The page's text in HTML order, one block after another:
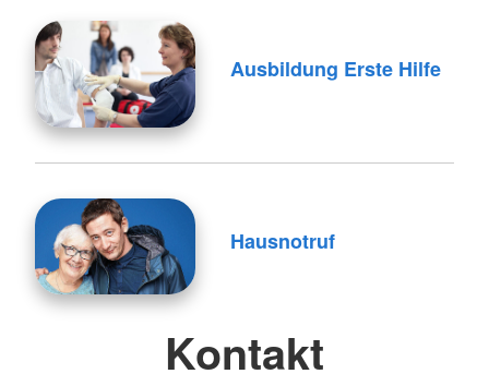
Ausbildung Erste Hilfe
Hausnotruf
Kontakt